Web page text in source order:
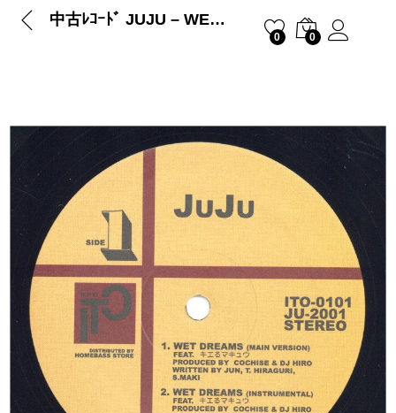
中古ﾚｺｰﾄﾞ JUJU – WET DREAMS / HOW DOES IT FEEL
0 0